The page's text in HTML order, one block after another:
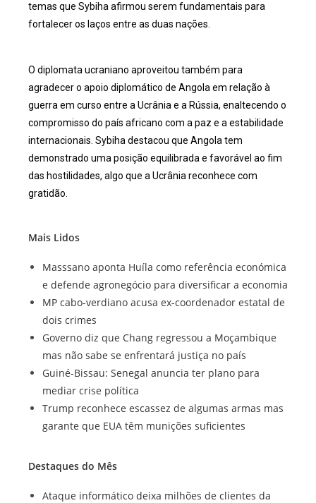
temas que Sybiha afirmou serem fundamentais para
fortalecer os laços entre as duas nações.
O diplomata ucraniano aproveitou também para
agradecer o apoio diplomático de Angola em relação à
guerra em curso entre a Ucrânia e a Rússia, enaltecendo o
compromisso do país africano com a paz e a estabilidade
internacionais. Sybiha destacou que Angola tem
demonstrado uma posição equilibrada e favorável ao fim
das hostilidades, algo que a Ucrânia reconhece com
gratidão.
Mais Lidos
Masssano aponta Huíla como referência económica
e defende agronegócio para diversificar a economia
MP cabo-verdiano acusa ex-coordenador estatal de
dois crimes
Governo diz que Chang regressou a Moçambique
mas não sabe se enfrentará justiça no país
Guiné-Bissau: Senegal anuncia ter plano para
mediar crise política
Trump reconhece escassez de algumas armas mas
garante que EUA têm munições suficientes
Destaques do Mês
Ataque informático deixa milhões de clientes da